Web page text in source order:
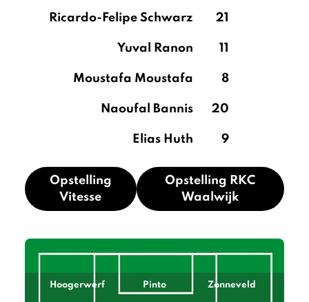
Ricardo-Felipe Schwarz 21
Yuval Ranon 11
Moustafa Moustafa 8
Naoufal Bannis 20
Elias Huth 9
Opstelling
Vitesse
Opstelling RKC
Waalwijk
Hoogerwerf Pinto Zonneveld